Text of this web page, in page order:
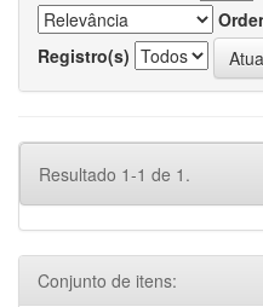
Registro(s)
Resultado 1-1 de 1.
Conjunto de itens: